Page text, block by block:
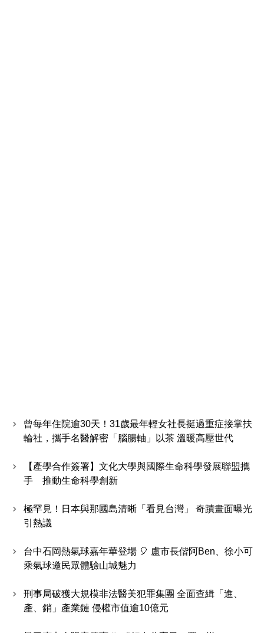
曾每年住院逾30天！31歲最年輕女社長挺過重症接掌扶
輪社，攜手名醫解密「腦腸軸」以茶 溫暖高壓世代
【產學合作簽署】文化大學與國際生命科學發展聯盟攜
手 推動生命科學創新
極罕見！日本與那國島清晰「看見台灣」 奇蹟畫面曝光
引熱議
台中石岡熱氣球嘉年華登場 🎈 盧市長偕阿Ben、徐小可
乘氣球邀民眾體驗山城魅力
刑事局破獲大規模非法醫美犯罪集團 全面查緝「進、
產、銷」產業鏈 侵權市值逾10億元